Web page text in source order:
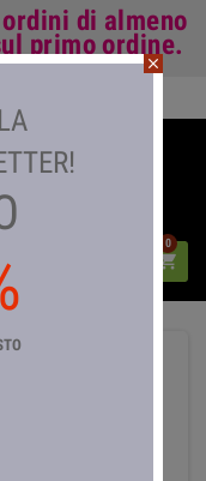
di almeno
primo ordine.

0
close